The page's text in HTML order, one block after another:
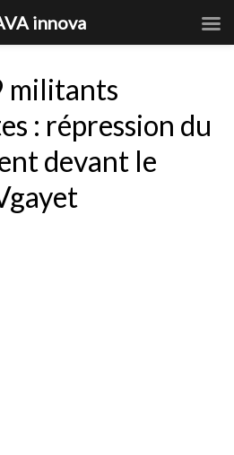
militants
: répression du
devant le
innova